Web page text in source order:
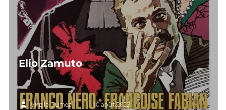
Elio Zamuto
Virgile Dumez – 10 août 2023